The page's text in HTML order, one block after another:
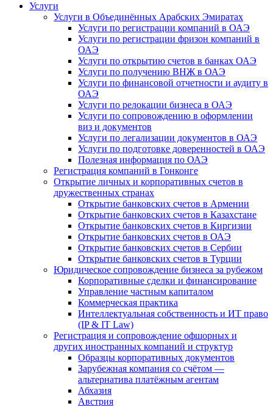
Услуги
Услуги в Объединённых Арабских Эмиратах
Услуги по регистрации компаний в ОАЭ
Услуги по регистрации фризон компаний в
ОАЭ
Услуги по открытию счетов в банках ОАЭ
Услуги по получению ВНЖ в ОАЭ
Услуги по финансовой отчетности и аудиту в
ОАЭ
Услуги по релокации бизнеса в ОАЭ
Услуги по сопровождению в оформлении
виз и документов
Услуги по легализации документов в ОАЭ
Услуги по подготовке доверенностей в ОАЭ
Полезная информация по ОАЭ
Регистрация компаний в Гонконге
Открытие личных и корпоративных счетов в
дружественных странах
Открытие банковских счетов в Армении
Открытие банковских счетов в Казахстане
Открытие банковских счетов в Киргизии
Открытие банковских счетов в ОАЭ
Открытие банковских счетов в Сербии
Открытие банковских счетов в Турции
Юридическое сопровождение бизнеса за рубежом
Корпоративные сделки и финансирование
Управление частным капиталом
Коммерческая практика
Интеллектуальная собственность и ИТ право
(IP & IT Law)
Регистрация и сопровождение офшорных и
других иностранных компаний и структур
Образцы корпоративных документов
Зарубежная компания со счётом —
альтернатива платёжным агентам
Абхазия
Австрия